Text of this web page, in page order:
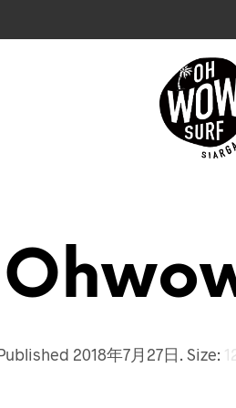
2018年7月27日. Size: